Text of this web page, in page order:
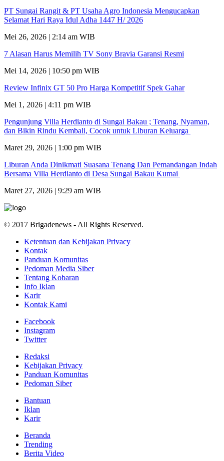
PT Sungai Rangit & PT Usaha Agro Indonesia Mengucapkan
Selamat Hari Raya Idul Adha 1447 H/ 2026
Mei 26, 2026 | 2:14 am WIB
7 Alasan Harus Memilih TV Sony Bravia Garansi Resmi
Mei 14, 2026 | 10:50 pm WIB
Review Infinix GT 50 Pro Harga Kompetitif Spek Gahar
Mei 1, 2026 | 4:11 pm WIB
Pengunjung Villa Herdianto di Sungai Bakau ; Tenang, Nyaman,
dan Bikin Rindu Kembali, Cocok untuk Liburan Keluarga
Maret 29, 2026 | 1:00 pm WIB
Liburan Anda Dinikmati Suasana Tenang Dan Pemandangan Indah
Bersama Villa Herdianto di Desa Sungai Bakau Kumai
Maret 27, 2026 | 9:29 am WIB
© 2017 Brigadenews - All Rights Reserved.
Ketentuan dan Kebijakan Privacy
Kontak
Panduan Komunitas
Pedoman Media Siber
Tentang Kobaran
Info Iklan
Karir
Kontak Kami
Facebook
Instagram
Twitter
Redaksi
Kebijakan Privacy
Panduan Komunitas
Pedoman Siber
Bantuan
Iklan
Karir
Beranda
Trending
Berita Video